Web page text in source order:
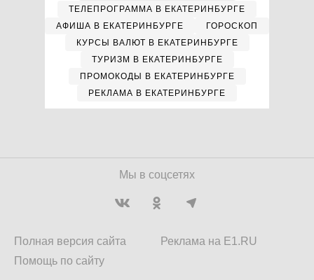
ТЕЛЕПРОГРАММА В ЕКАТЕРИНБУРГЕ
АФИША В ЕКАТЕРИНБУРГЕ
ГОРОСКОП
КУРСЫ ВАЛЮТ В ЕКАТЕРИНБУРГЕ
ТУРИЗМ В ЕКАТЕРИНБУРГЕ
ПРОМОКОДЫ В ЕКАТЕРИНБУРГЕ
РЕКЛАМА В ЕКАТЕРИНБУРГЕ
Мы в соцсетях
Полная версия сайта
Помощь по сайту
Реклама на E1.RU